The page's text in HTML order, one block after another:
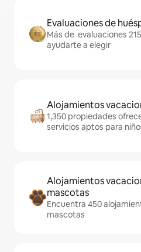
Evaluaciones de
Más de evaluaciones
ayudarte a elegir
Alojamientos
1,350 propiedades
servicios aptos para
Alojamientos
mascotas
Encuentra 450
mascotas